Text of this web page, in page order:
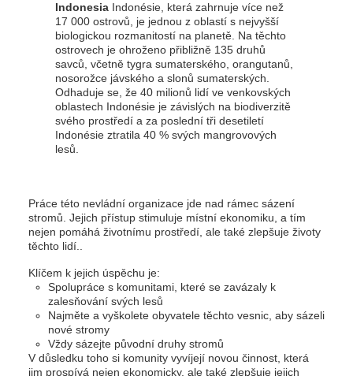
IndonesiaIndonésie, která zahrnuje více než
17 000 ostrovů, je jednou z oblastí s nejvyšší
biologickou rozmanitostí na planetě. Na těchto
ostrovech je ohroženo přibližně 135 druhů
savců, včetně tygra sumaterského, orangutanů,
nosorožce jávského a slonů sumaterských.
Odhaduje se, že 40 milionů lidí ve venkovských
oblastech Indonésie je závislých na biodiverzitě
svého prostředí a za poslední tři desetiletí
Indonésie ztratila 40 % svých mangrovových
lesů.
Práce této nevládní organizace jde nad rámec sázení
stromů. Jejich přístup stimuluje místní ekonomiku, a tím
nejen pomáhá životnímu prostředí, ale také zlepšuje životy
těchto lidí..
Klíčem k jejich úspěchu je:
Spolupráce s komunitami, které se zavázaly k
zalesňování svých lesů
Najměte a vyškolete obyvatele těchto vesnic, aby sázeli
nové stromy
Vždy sázejte původní druhy stromů
V důsledku toho si komunity vyvíjejí novou činnost, která
jim prospívá nejen ekonomicky, ale také zlepšuje jejich